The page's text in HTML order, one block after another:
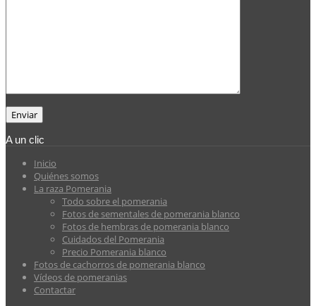
A un clic
Inicio
Quiénes somos
La raza Pomerania
Todo sobre el pomerania
Fotos de sementales de pomerania blanco
Fotos de hembras de pomerania blanco
Cuidados del Pomerania
Precio Pomerania blanco
Fotos de cachorros de pomerania blanco
Vídeos de pomeranias
Contactar